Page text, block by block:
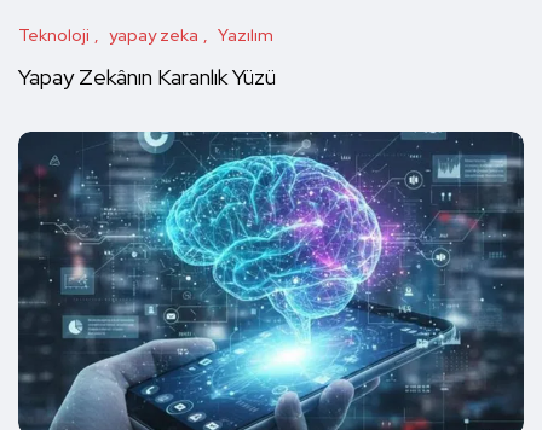
Teknoloji yapay zeka Yazılım
Yapay Zekânın Karanlık Yüzü